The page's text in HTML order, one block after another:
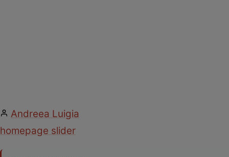
Andreea Luigia
homepage slider